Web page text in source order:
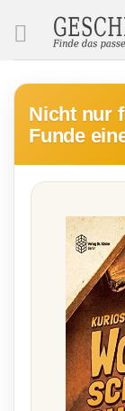
Nicht nur
Funde